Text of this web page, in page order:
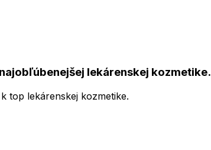
lekárenskej kozmetike.
top lekárenskej kozmetike.